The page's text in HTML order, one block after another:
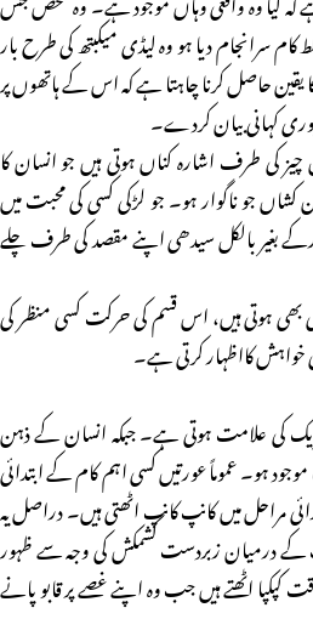
سرانجام دیا ہو وہ لیڈی میکبتھ کی طرح بار
یقین حاصل کرنا چاہتا ہے کہ اس کے ہاتھوں پر
کہانی بیان کردے۔
کی طرف اشارہ کناں ہوتی ہیں جو انسان کا
جو ناگوار ہو۔ جو لڑکی کسی کی محبت میں
بغیر بالکل سیدھی اپنے مقصد کی طرف چلے
بھی ہوتی ہیں، اس قسم کی حرکت کسی منظر کی
خواہش کااظہار کرتی ہے۔
کی علامت ہوتی ہے۔ جبکہ انسان کے ذہن
ہو۔ عموماً عورتیں کسی اہم کام کے ابتدائی
مراحل میں کانپ کانپ اٹھتی ہیں۔ دراصل یہ
درمیان زبردست کشمکش کی وجہ سے ظہور
کپکپا اٹھتے ہیں جب وہ اپنے غصے پر قابو پانے